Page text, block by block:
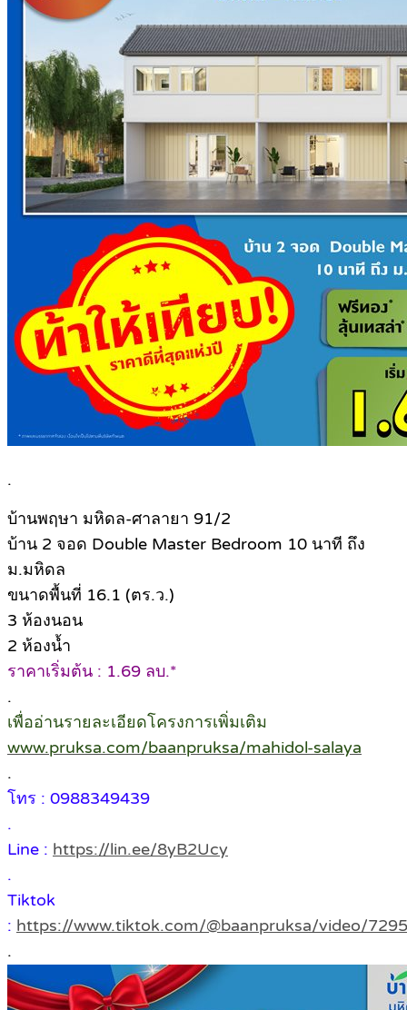
.
บ้านพฤษา มหิดล-ศาลายา 91/2
บ้าน 2 จอด Double Master Bedroom 10 นาที ถึง
ม.มหิดล
ขนาดพื้นที่ 16.1 (ตร.ว.)
3 ห้องนอน
2 ห้องน้ำ
ราคาเริ่มต้น : 1.69 ลบ.*
.
เพื่ออ่านรายละเอียดโครงการเพิ่มเติม
www.pruksa.com/baanpruksa/mahidol-salaya
.
โทร : 0988349439
.
Line : https://lin.ee/8yB2Ucy
.
Tiktok
: https://www.tiktok.com/@baanpruksa/video/
.